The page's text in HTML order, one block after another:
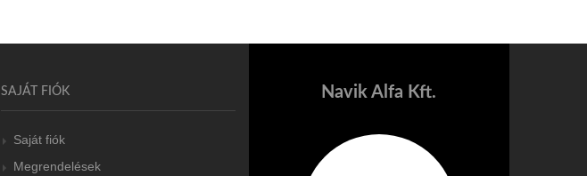
SAJÁT FIÓK
Saját fiók
Megrendelések
Navik Alfa Kft.